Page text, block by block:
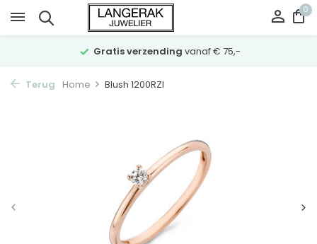
0
Gratis verzending vanaf € 75,-
Terug Home Blush 1200RZI